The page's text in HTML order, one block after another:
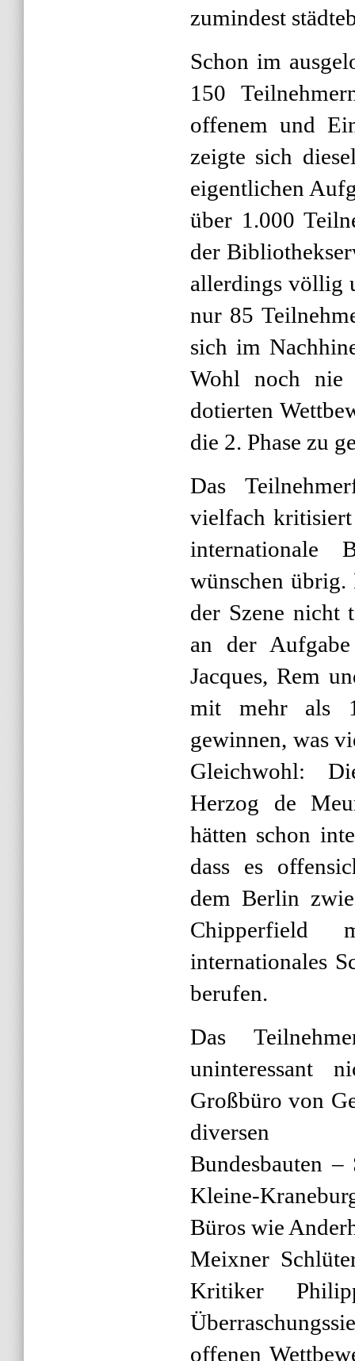
zumindest
Schon im
150
offenem und
zeigte sich
eigentlichen
über 1.000
der
allerdings völlig
nur 85
sich im
Wohl noch
dotierten
die 2. Phase zu
Das
vielfach
internationale
wünschen übrig.
der Szene nicht
an der
Jacques, Rem
mit mehr als
gewinnen, was
Gleichwohl:
Herzog de
hätten schon
dass es
dem Berlin
Chipperfield
internationales
berufen.
Das
uninteressant
Großbüro von
diversen
Bundesbauten
Kleine-
Büros wie
Meixner
Kritiker
offenen